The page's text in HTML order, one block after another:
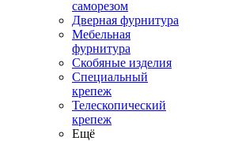
саморезом
Дверная фурнитура
Мебельная
фурнитура
Скобяные изделия
Специальный
крепеж
Телескопический
крепеж
Ещё